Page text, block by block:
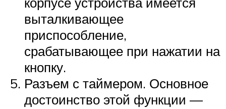
выталкивающее
приспособление,
срабатывающее при нажатии на
кнопку.
Разъем с таймером. Основное
достоинство этой функции —